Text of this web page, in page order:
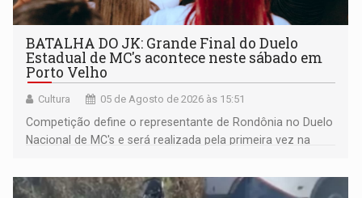
BATALHA DO JK: Grande Final do Duelo
Estadual de MC's acontece neste sábado em
Porto Velho
Cultura 05 de Agosto de 2026 às 15:51
Competição define o representante de Rondônia no Duelo
Nacional de MC's e será realizada pela primeira vez na